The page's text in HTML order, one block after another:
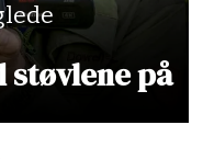
støvlene på